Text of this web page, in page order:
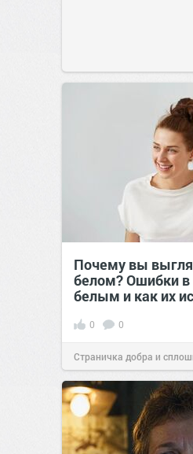
Почему вы
белом? Ошибки в
белым и как их
0 0
Страничка добра и
позитива!00:29Вчера